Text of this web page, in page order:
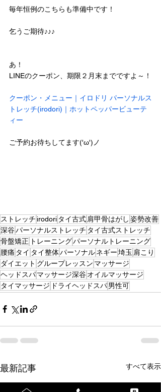
毎年恒例のこちらも準備中です！
乞うご期待♪♪♪
あ！
LINEのクーポン、期限２月末までですよ～！
クーポン・メニュー｜イロドリ パーソナルス
トレッチ(irodori)｜ホットペッパービューテ
ィー
ご予約お待ちしてます('ω')ノ
ストレッチ irodori タイ古式 肩甲骨はがし 姿勢改善
深谷パーソナルストレッチ タイ古式ストレッチ
骨盤矯正 トレーニングパーソナルトレーニング
腰痛 タイ タイ整体パーソナルネギー埼玉 肩こり
ダイエット グループレッスン マッサージ
ヘッドスパマッサージ深谷オイルマッサージ
タイマッサージ ドライヘッドスパ男性可
最新記事 すべて表示